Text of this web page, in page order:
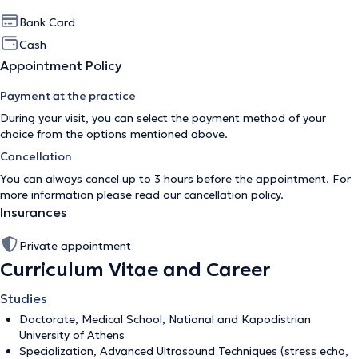
Bank Card
Cash
Appointment Policy
Payment at the practice
During your visit, you can select the payment method of your
choice from the options mentioned above.
Cancellation
You can always cancel up to 3 hours before the appointment. For
more information please read our cancellation policy.
Insurances
Private appointment
Curriculum Vitae and Career
Studies
Doctorate, Medical School, National and Kapodistrian
University of Athens
Specialization, Advanced Ultrasound Techniques (stress echo,